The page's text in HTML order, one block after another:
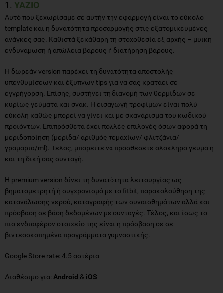
1. YAZIO
Αυτό που ξεχωρίσαμε σε αυτήν την εφαρμογή είναι το εύκολο
template και η δυνατότητα προσαρμογής στις εξατομικευμένες
ανάγκες σας. Καθιστά ξεκάθαρη τη στοχοθεσία εξ αρχής – μυικη
ενδυναμωση ή απώλεια βαρους ή διατήρηση βάρους.
Η δωρεάν version παρέχει τη δυνατότητα αποστολής
υπενθυμίσεων και έξυπνων tips για να σας κρατάει σε
εγγρήγορση. Επίσης, συστήνει τη διανομή των θερμίδων σε
κυρίως γεύματα και σνακ. Η εισαγωγή τροφίμων είναι πολύ
εύκολη καθώς μπορεί να γίνει και με σκανάρισμα του κωδικού
προιόντων. Επιπρόσθετα έχει πολλές επιλογές όσων αφορά τη
μεριδοποίηση (μερίδα/ αριθμός τεμαχίων/ φλιτζάνια/
γραμάρια/ml). Τέλος, μπορείτε να προσθέσετε ολόκληρο γεύμα ή
και τη δική σας συνταγή.
Η premium version δίνει τη δυνατότητα λειτουργίας ως
βηματομετρητή ή συγχρονισμό με το fitbit, παρακολούθηση της
κατανάλωσης νερού, καταγραφής των συναισθημάτων αλλά και
πρόσβαση σε βάση δεδομένων με συνταγές. Τέλος, και ίσως το
πιο ενδιαφέρον στοιχείο της είναι η πρόσβαση σε σε
βιντεοσκοπημένα προγράμματα γυμναστικής.
Google Store rate: 4.5 αστέρια
Διαθέσιμο για: Android & iOS